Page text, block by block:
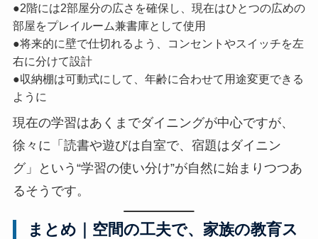
●2階には2部屋分の広さを確保し、現在はひとつの広めの
部屋をプレイルーム兼書庫として使用
●将来的に壁で仕切れるよう、コンセントやスイッチを左
右に分けて設計
●収納棚は可動式にして、年齢に合わせて用途変更できる
ように
現在の学習はあくまでダイニングが中心ですが、
徐々に「読書や遊びは自室で、宿題はダイニン
グ」という“学習の使い分け”が自然に始まりつつあ
るそうです。
まとめ｜空間の工夫で、家族の教育ス